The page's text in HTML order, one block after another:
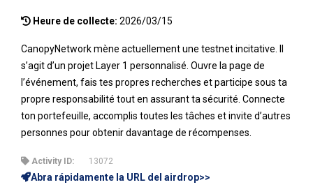
Heure de collecte: 2026/03/15
CanopyNetwork mène actuellement une testnet incitative. Il
s’agit d’un projet Layer 1 personnalisé. Ouvre la page de
l’événement, fais tes propres recherches et participe sous ta
propre responsabilité tout en assurant ta sécurité. Connecte
ton portefeuille, accomplis toutes les tâches et invite d’autres
personnes pour obtenir davantage de récompenses.
Activity ID: 13072
Abra rápidamente la URL del airdrop>>